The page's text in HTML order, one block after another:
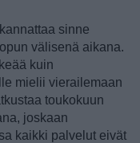
sinne
välisenä aikana.
kuin
mielii vierailemaan
toukokuun
joskaan
kaikki palvelut eivät